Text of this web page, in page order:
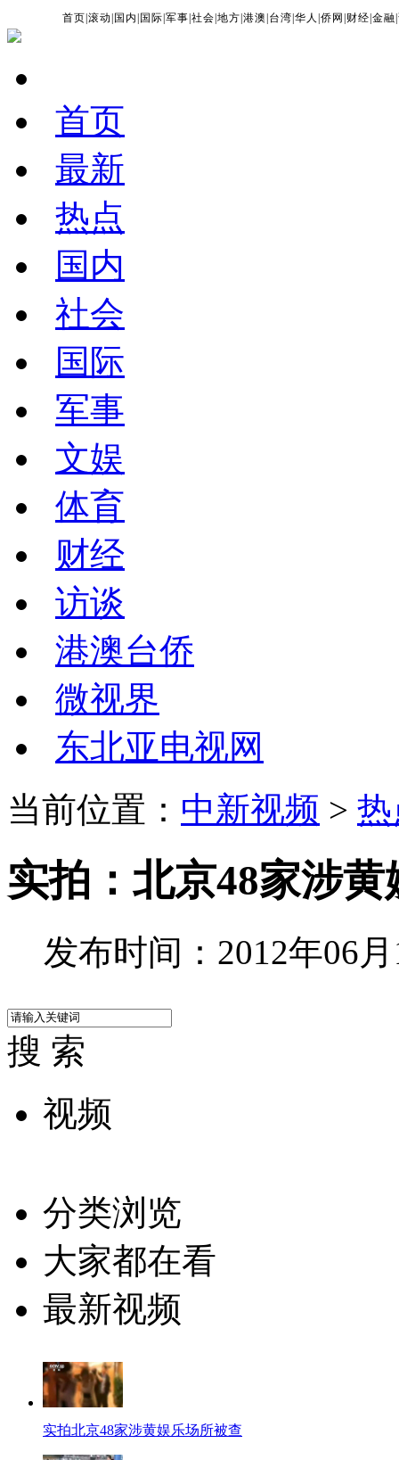
首页 |滚动 国内 国际 |军事 |社会 |地方 |港澳 台湾 |华人 |侨网 财经 |金融 |
首页
最新
热点
国内
社会
国际
军事
文娱
体育
财经
访谈
港澳台侨
微视界
东北亚电视网
当前位置： 中新视频 >
实拍：北京48家涉
发布时间：2012年06
搜 索
视频
分类浏览
大家都在看
最新视频
实拍北京48家涉黄娱乐场所被查